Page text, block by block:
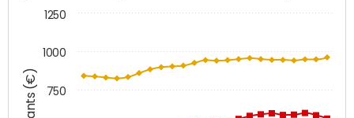
750
1000
1250